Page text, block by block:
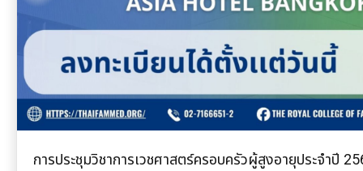
การประชุมวิชาการเวชศาสตร์ครอบครัวผู้สูงอายุประจำปี